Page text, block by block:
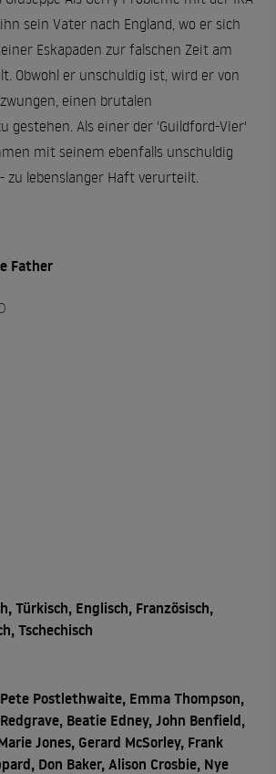
sein Vater nach England, wo er sich
Eskapaden zur falschen Zeit am
Obwohl er unschuldig ist, wird er von
einen brutalen
gestehen. Als einer der 'Guildford-Vier'
mit seinem ebenfalls unschuldig
zu lebenslanger Haft verurteilt.
Father
Türkisch, Englisch, Französisch,
Tschechisch
Postlethwaite, Emma Thompson,
Beatie Edney, John Benfield,
Jones, Gerard McSorley, Frank
Don Baker, Alison Crosbie, Nye